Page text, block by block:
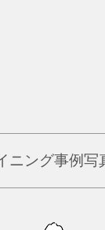
ニング事例写